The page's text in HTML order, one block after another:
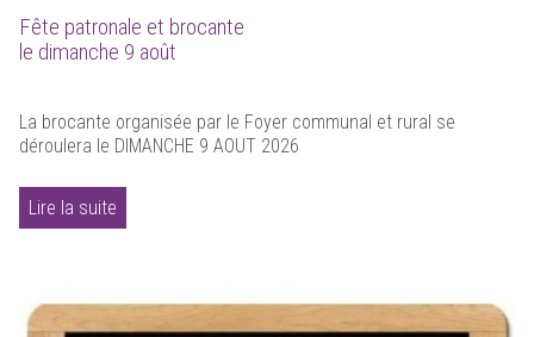
Fête patronale et brocante
le dimanche 9 août
La brocante organisée par le Foyer communal et rural se
déroulera le DIMANCHE 9 AOUT 2026
Lire la suite